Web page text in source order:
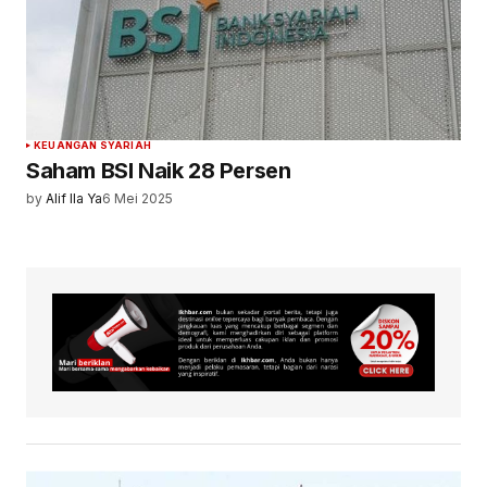
KEUANGAN SYARIAH
Saham BSI Naik 28 Persen
by Alif Ila Ya6 Mei 2025